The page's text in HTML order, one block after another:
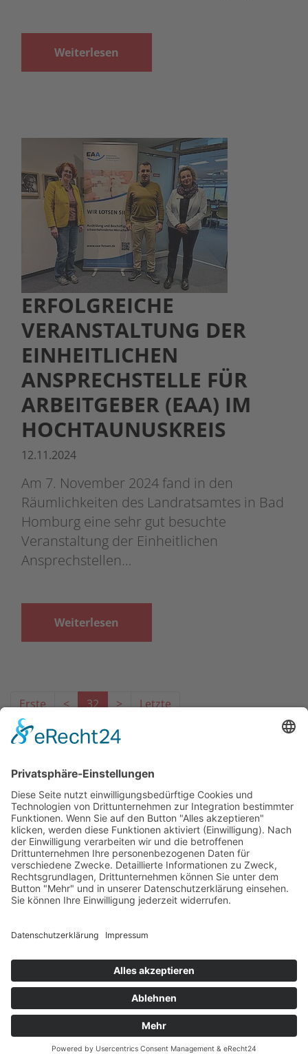
Weiterlesen
ERFOLGREICHE
VERANSTALTUNG DER
EINHEITLICHEN
ANSPRECHSTELLE FÜR
ARBEITGEBER (EAA) IM
HOCHTAUNUSKREIS
12.11.2024
Am 7. November 2024 fand in den
Räumlichkeiten des Landratsamtes in Bad
Homburg eine sehr gut besuchte
Veranstaltung der Einheitlichen
Ansprechstellen…
Weiterlesen
Erste < 32 > Letzte
Das Projekt zur Implementierung der Einheitlichen
Ansprechstellen für Arbeitgeber gemäß § 185a SGB IX in
Hessen wird gefördert aus Mitteln des LWV Hessen
Integrationsamtes. Das Projekt wird unter Einbindung
des Hessischen Ministeriums für Arbeit, Integration,
Jugend und Soziales von der Forschungsstelle des
Bildungswerks der Hessischen Wirtschaft e. V.
durchgeführt.
DATENSCHUTZ